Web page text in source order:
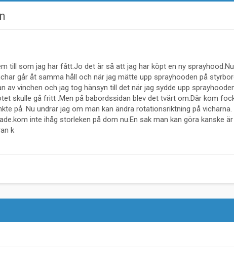
till som jag har fått.Jo det är så att jag har köpt en ny sprayhood.Nu
går åt samma håll och när jag mätte upp sprayhooden på
av vinchen och jag tog hänsyn till det när jag sydde upp
skulle gå fritt .Men på babordssidan blev det tvärt om.Där kom
på. Nu undrar jag om man kan ändra rotationsriktning på vicharna.
inte ihåg storleken på dom nu.En sak man kan göra kanske
k